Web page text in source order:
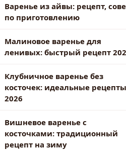
Варенье из айвы: рецепт,
по приготовлению
Малиновое варенье для
ленивых: быстрый рецепт
Клубничное варенье без
косточек: идеальные рецепты
2026
Вишневое варенье с
косточками: традиционный
рецепт на зиму